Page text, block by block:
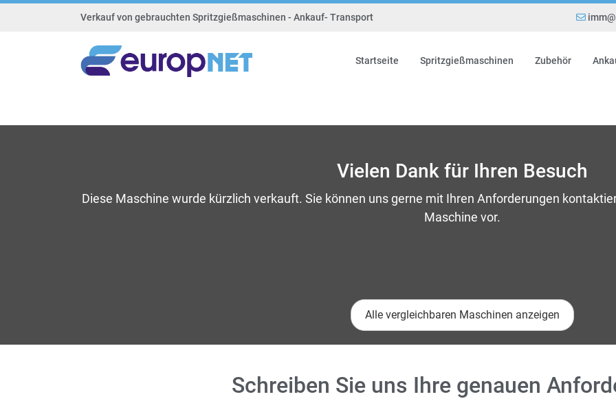
Verkauf von gebrauchten Spritzgießmaschinen - Ankauf- Transport
Startseite Spritzgießmaschinen Zubehör
Vielen Dank für Ihren Besuch
Diese Maschine wurde kürzlich verkauft. Sie können uns gerne mit Ihren Anforderungen
Maschine vor.
Alle vergleichbaren Maschinen anzeigen
Schreiben Sie uns Ihre genauen